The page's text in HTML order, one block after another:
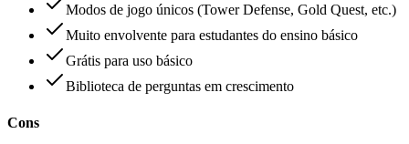
Modos de jogo únicos (Tower Defense, Gold Quest, etc.)
Muito envolvente para estudantes do ensino básico
Grátis para uso básico
Biblioteca de perguntas em crescimento
Cons